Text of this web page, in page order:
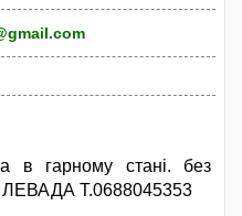
в гарному стані. без
ЛЕВАДА Т.0688045353